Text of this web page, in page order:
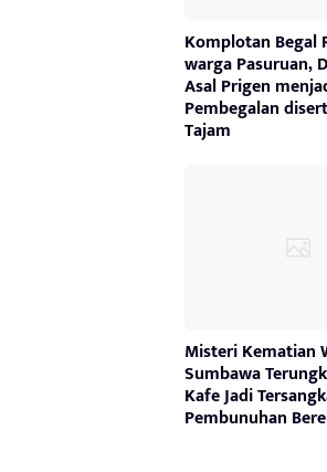
Komplotan Begal
warga Pasuruan,
Asal Prigen
Pembegalan
Tajam
Misteri Kematian
Sumbawa
Kafe Jadi
Pembunuhan